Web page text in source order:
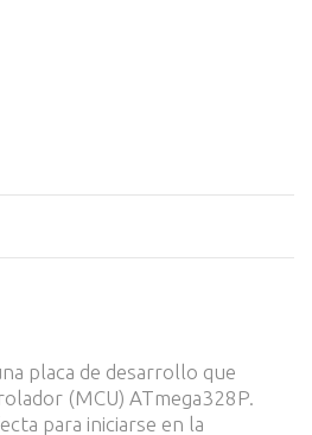
placa de desarrollo que
(MCU) ATmega328P.
para iniciarse en la